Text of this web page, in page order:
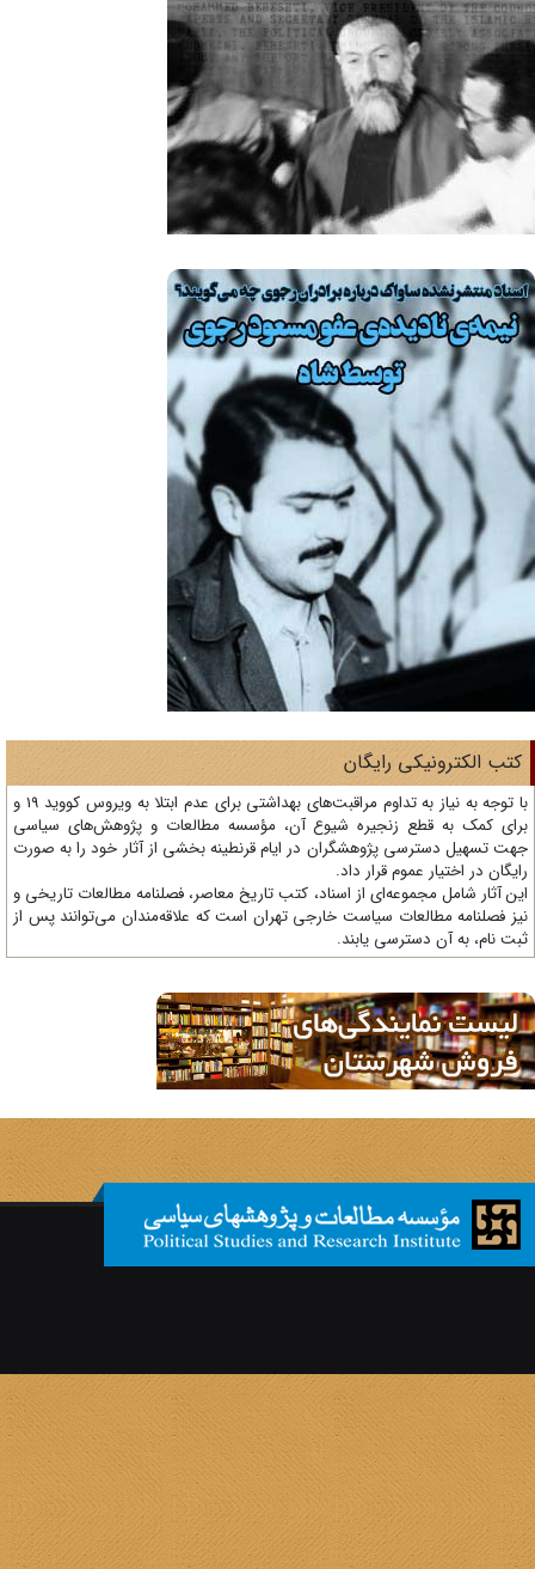
الکترونیکی رایگان
با توجه به نیاز به تداوم مراقبت‌های بهداشتی برای عدم ابتلا به ویروس کووید 19 و
کمک به قطع زنجیره شیوع آن، مؤسسه مطالعات و پژوهش‌های سیاسی
تسهیل دسترسی پژوهشگران در ایام قرنطینه بخشی از آثار خود را به صورت
در اختیار عموم قرار داد.
آثار شامل مجموعه‌ای از اسناد، کتب تاریخ معاصر، فصلنامه‌ مطالعات تاریخی و
فصلنامه مطالعات سیاست خارجی تهران است که علاقه‌مندان می‌توانند پس از
نام، به آن دسترسی یابند.